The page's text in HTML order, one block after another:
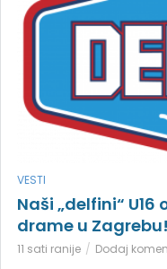
VESTI
Naši „delfini“
drame u Zagrebu!
11 sati ranije Dodaj